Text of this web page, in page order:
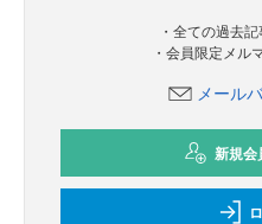
・全ての過去
・会員限定メル
メール
新規会